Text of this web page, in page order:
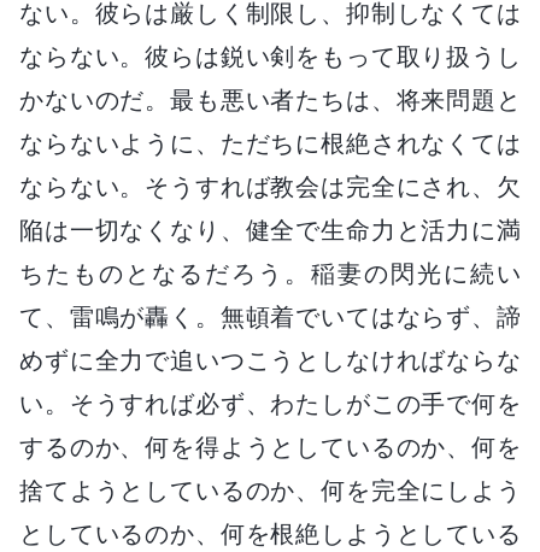
ない。彼らは厳しく制限し、抑制しなくては
ならない。彼らは鋭い剣をもって取り扱うし
かないのだ。最も悪い者たちは、将来問題と
ならないように、ただちに根絶されなくては
ならない。そうすれば教会は完全にされ、欠
陥は一切なくなり、健全で生命力と活力に満
ちたものとなるだろう。稲妻の閃光に続い
て、雷鳴が轟く。無頓着でいてはならず、諦
めずに全力で追いつこうとしなければならな
い。そうすれば必ず、わたしがこの手で何を
するのか、何を得ようとしているのか、何を
捨てようとしているのか、何を完全にしよう
としているのか、何を根絶しようとしている